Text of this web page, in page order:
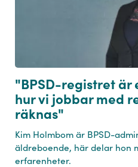
"BPSD-registret
hur vi jobbar med
räknas"
Kim Holmbom är BPSD-
äldreboende, här delar hon
erfarenheter.